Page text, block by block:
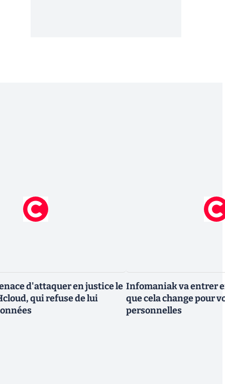
d'attaquer en justice le
qui refuse de lui
Infomaniak va entrer
que cela change pour
personnelles